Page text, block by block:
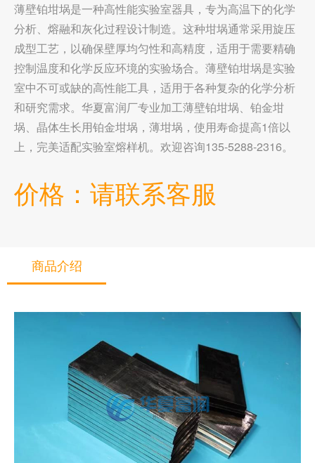
薄壁铂坩埚是一种高性能实验室器具，专为高温下的化学
分析、熔融和灰化过程设计制造。这种坩埚通常采用旋压
成型工艺，以确保壁厚均匀性和高精度，适用于需要精确
控制温度和化学反应环境的实验场合。薄壁铂坩埚是实验
室中不可或缺的高性能工具，适用于各种复杂的化学分析
和研究需求。华夏富润厂专业加工薄壁铂坩埚、铂金坩
埚、晶体生长用铂金坩埚，薄坩埚，使用寿命提高1倍以
上，完美适配实验室熔样机。欢迎咨询135-5288-2316。
价格：请联系客服
商品介绍